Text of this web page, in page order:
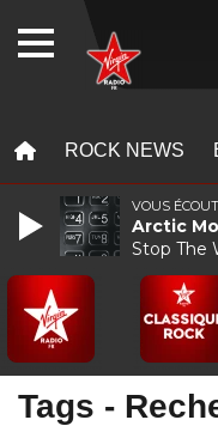
ROCK NEWS
Tags -
VOUS
Arctic
Stop The
WEBRADIO